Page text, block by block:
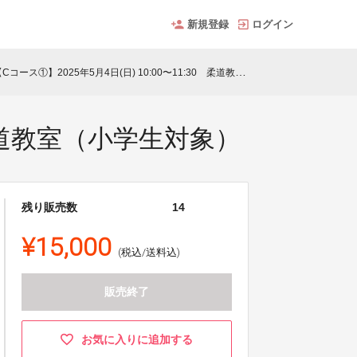
新規登録 ログイン
コース①】2025年5月4日(日) 10:00〜11:30 柔道教室（小学生対象）
室（小学生対象）
残り販売数 14
¥15,000 (税込/送料込)
販売終了
お気に入りに追加する